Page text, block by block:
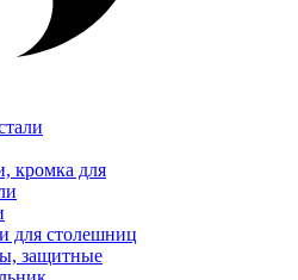
кромка для
для столешниц
защитные